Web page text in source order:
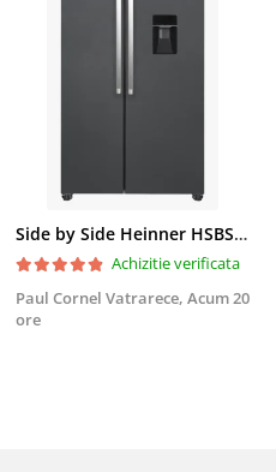
Side by Side Heinner HSBS-HM439NFINVDGWDE++, Total No Frost, Compresor Inverter, Dozator Apa, Display Touch LED, 439 L, Clasa E, Gri Antracit Texturat
Achizitie verificata
Paul Cornel Vatrarece, Acum 20
ore